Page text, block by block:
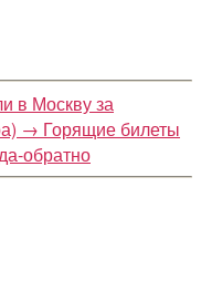
в Москву за
→ Горящие билеты
обратно